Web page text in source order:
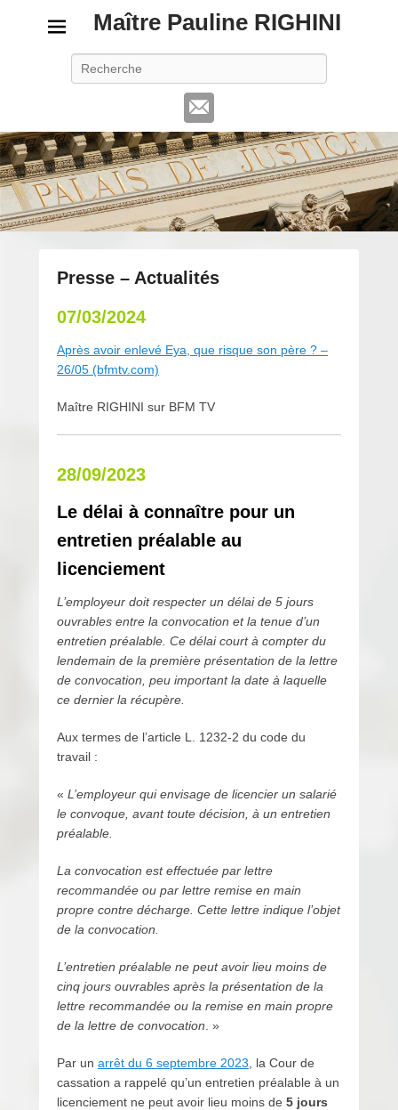
Maître Pauline RIGHINI
Presse – Actualités
o
s
t
l
f
v
r
e
r
2
0
1
6
p
r
p
u
l
i
e
07/03/2024
Après avoir enlevé Eya, que risque son père ? –
26/05 (bfmtv.com)
Maître RIGHINI sur BFM TV
28/09/2023
Le délai à connaître pour un
entretien préalable au
licenciement
L’employeur doit respecter un délai de 5 jours
ouvrables entre la convocation et la tenue d’un
entretien préalable. Ce délai court à compter du
lendemain de la première présentation de la lettre
de convocation, peu important la date à laquelle
ce dernier la récupère.
Aux termes de l’article L. 1232-2 du code du
travail :
« L’employeur qui envisage de licencier un salarié
le convoque, avant toute décision, à un entretien
préalable.
La convocation est effectuée par lettre
recommandée ou par lettre remise en main
propre contre décharge. Cette lettre indique l’objet
de la convocation.
L’entretien préalable ne peut avoir lieu moins de
cinq jours ouvrables après la présentation de la
lettre recommandée ou la remise en main propre
de la lettre de convocation . »
Par un arrêt du 6 septembre 2023 , la Cour de
cassation a rappelé qu’un entretien préalable à un
licenciement ne peut avoir lieu moins de 5 jours